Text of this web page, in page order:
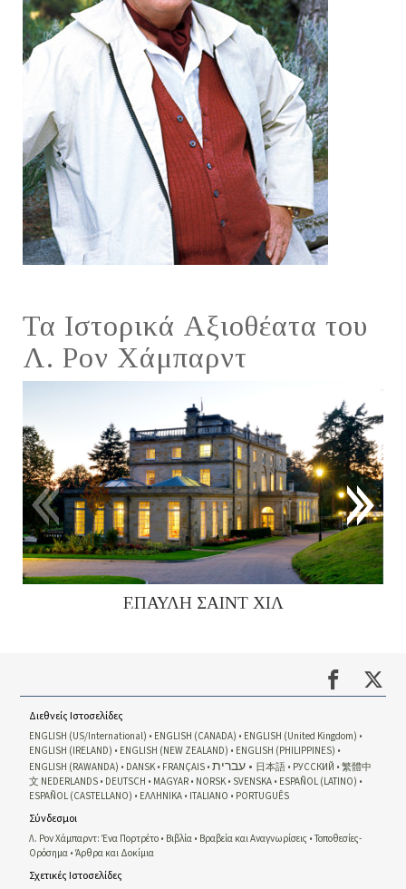
Τα Ιστορικά Αξιοθέατα του
Λ. Ρον Χάμπαρντ
ΕΠΑΥΛΗ ΣΑΙΝΤ ΧΙΛ
Διεθνείς Ιστοσελίδες
ENGLISH (US/International) ENGLISH (CANADA)
ENGLISH (United Kingdom)
ENGLISH (IRELAND)
ENGLISH (NEW ZEALAND)
ENGLISH (PHILIPPINES)
ENGLISH (RAWANDA)
DANSK FRANÇAIS עברית 日本語 РУССКИЙ
繁體中
文 NEDERLANDS DEUTSCH MAGYAR NORSK SVENSKA ESPAÑOL (LATINO)
ESPAÑOL (CASTELLANO)
ΕΛΛΗΝΙΚA ITALIANO PORTUGUÊS
Σύνδεσμοι
Λ. Ρον Χάμπαρντ: Ένα Πορτρέτο Βιβλία Βραβεία και Αναγνωρίσεις
Τοποθεσίες-
Ορόσημα Άρθρα και Δοκίμια
Σχετικές Ιστοσελίδες